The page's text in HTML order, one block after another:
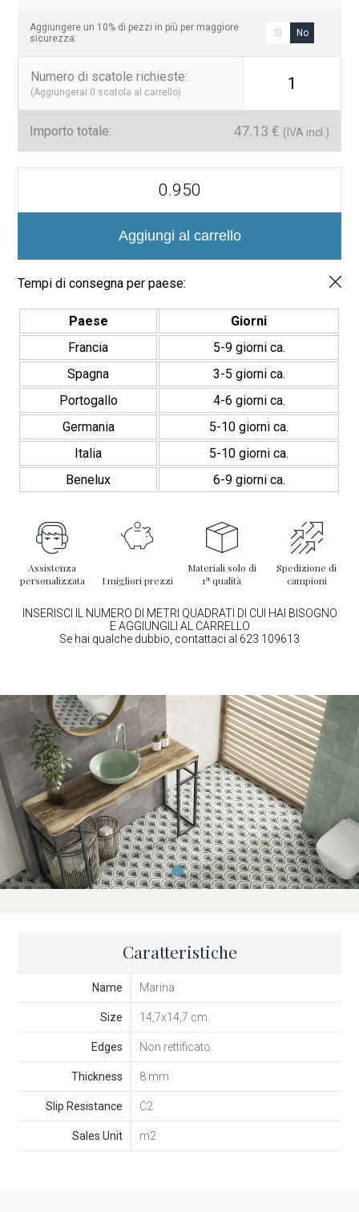
Aggiungere un 10% di pezzi in più per maggiore
sicurezza:
Si No
Numero di scatole richieste:
(Aggiungerai 0 scatola al carrello) 1
Importo totale: 47.13 € (IVA incl.)
Marina
quantità
Aggiungi al carrello
Tempi di consegna per paese:
Paese
Giorni
Francia
5-9 giorni ca.
Spagna
3-5 giorni ca.
Portogallo
4-6 giorni ca.
Germania
5-10 giorni ca.
Italia
5-10 giorni ca.
Benelux
6-9 giorni ca.
Assistenza
personalizzata
I migliori prezzi
Materiali solo di
1ª qualità
Spedizione di
campioni
INSERISCI IL NUMERO DI METRI QUADRATI DI CUI HAI BISOGNO
E AGGIUNGILI AL CARRELLO
Se hai qualche dubbio, contattaci al 623 109613
Caratteristiche
Name Marina
Size 14,7x14,7 cm
Edges Non rettificato
Thickness 8 mm
Slip Resistance C2
Sales Unit m2